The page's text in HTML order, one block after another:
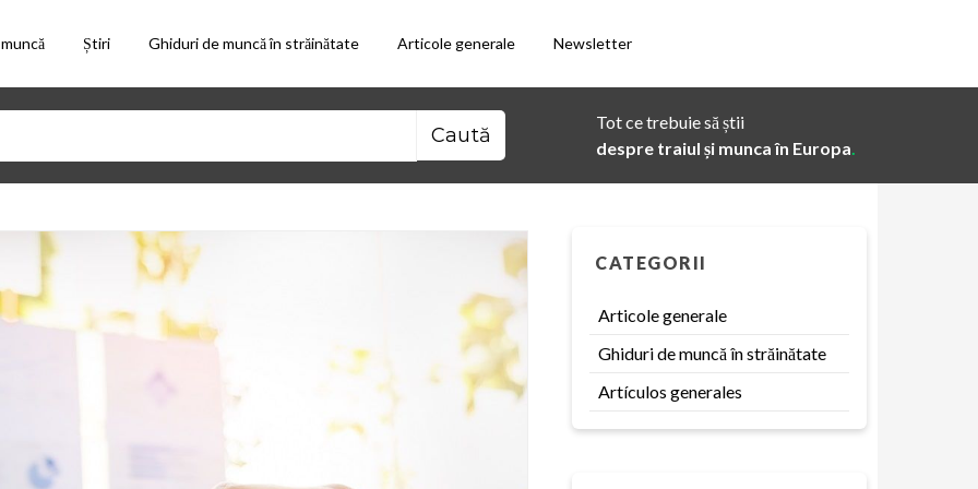
Știri Ghiduri de muncă în străinătate Articole generale Newsletter
Tot ce trebuie să știi
despre traiul și munca în Europa.
CATEGORII
Articole generale
Ghiduri de muncă în străinătate
Artículos generales